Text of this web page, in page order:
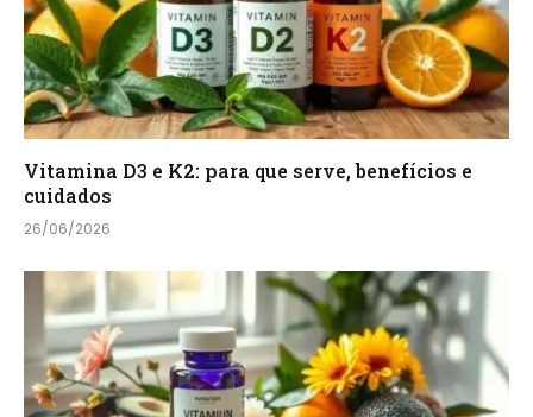
Vitamina D3 e K2: para que serve, benefícios e
cuidados
26/06/2026